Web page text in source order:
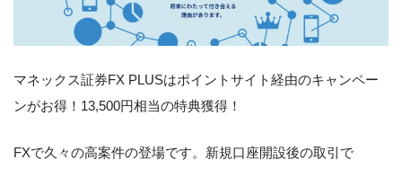
マネックス証券FX PLUSはポイントサイト経由のキャンペー
ンがお得！13,500円相当の特典獲得！
FXで久々の高案件の登場です。新規口座開設後の取引で